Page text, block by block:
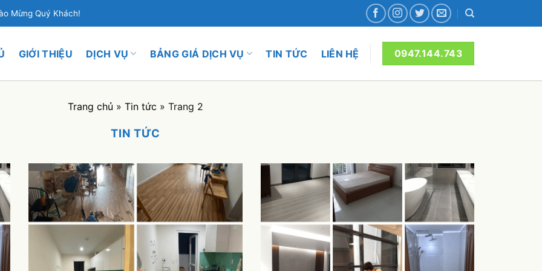
Mừng Quý Khách!
GIỚI THIỆU DỊCH VỤ BẢNG GIÁ DỊCH VỤ TIN TỨC LIÊN HỆ 0947.144.743
Trang chủ » Tin tức » Trang 2
TIN TỨC